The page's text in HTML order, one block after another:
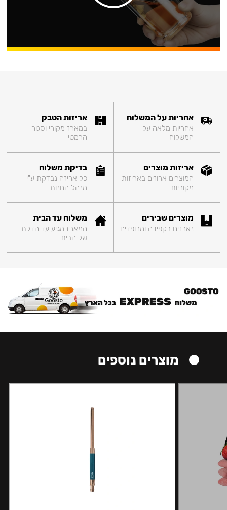
אחריות על המשלוח
אחריות מלאה על
המשלוח
אריזות הטבק
במארז מקורי וסגור
הרמטי
אריזות מוצרים
המוצרים ארוזים באריזות
מקוריות
בדיקת משלוח
כל אריזה נבדקת ע"י
מנהל החנות
מוצרים שבירים
נארזים בקפידה ומרופדים
משלוח עד הבית
המארז מגיע עד הדלת
של הבית
מוצרים נוספים